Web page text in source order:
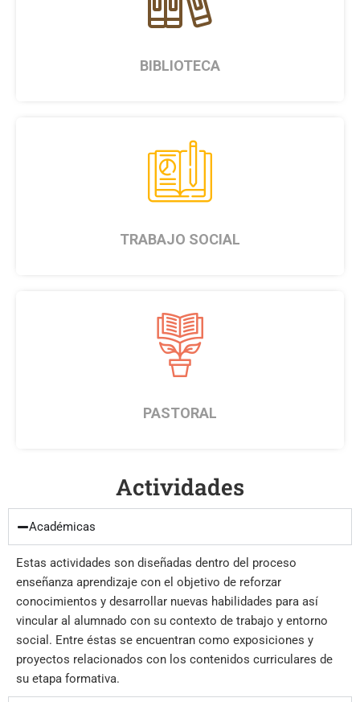
1
BIBLIOTECA
1
TRABAJO SOCIAL
1
PASTORAL
Actividades
Académicas
Estas actividades son diseñadas dentro del proceso
enseñanza aprendizaje con el objetivo de reforzar
conocimientos y desarrollar nuevas habilidades para así
vincular al alumnado con su contexto de trabajo y entorno
social. Entre éstas se encuentran como exposiciones y
proyectos relacionados con los contenidos curriculares de
su etapa formativa.